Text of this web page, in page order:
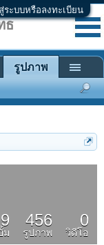
ระบบหรือลงทะเบียน
9
ม
456
รูปภาพ
0
วิดีโอ
ธ
รูปภาพ